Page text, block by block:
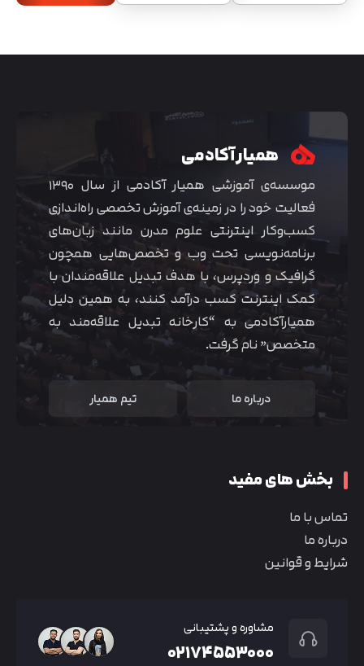
همیار آکادمی
موسسه‌ی آموزشی همیار آکادمی از سال ۱۳۹۰
فعالیت خود را در زمینه‌ی آموزش تخصصی راه‌اندازی
کسب‌و‌کار اینترنتی علوم مدرن مانند زبان‌های
برنامه‌نویسی تحت وب و تخصص‌هایی همچون
گرافیک و وردپرس، با هدف تبدیل علاقه‌مندان با
کمک اینترنت کسب درآمد کنند، به همین دلیل
همیارآکادمی به “کارخانه تبدیل علاقه‌مند به
متخصص” نام گرفت.
درباره ما تیم همیار
بخش های مفید
تماس با ما
درباره ما
شرایط و قوانین
مشاوره و پشتیبانی
۰۲۱۷۴۵۵۳۰۰۰